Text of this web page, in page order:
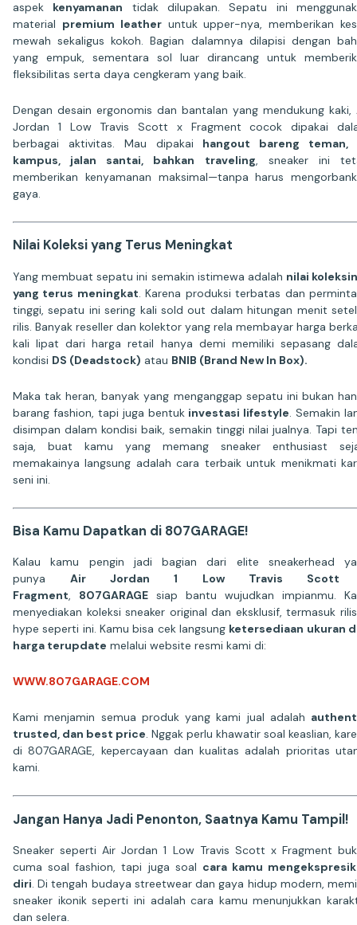
aspek kenyamanan tidak dilupakan. Sepatu ini
material premium leatheruntuk upper-nya, memberikan
mewah sekaligus kokoh. Bagian dalamnya dilapisi dengan
yang empuk, sementara sol luar dirancang untuk
fleksibilitas serta daya cengkeram yang baik.
Dengan desain ergonomis dan bantalan yang mendukung kaki,
Jordan 1 Low Travis Scott x Fragment cocok dipakai
berbagai aktivitas. Mau dipakai hangout bareng teman,
kampus, jalan santai, bahkan traveling, sneaker ini
memberikan kenyamanan maksimal—tanpa harus
gaya.
Nilai Koleksi yang Terus Meningkat
Yang membuat sepatu ini semakin istimewa adalah nilai
yang terus meningkat . Karena produksi terbatas dan
tinggi, sepatu ini sering kali sold out dalam hitungan menit
rilis. Banyak reseller dan kolektor yang rela membayar harga
kali lipat dari harga retail hanya demi memiliki sepasang
kondisi DS (Deadstock) atau BNIB (Brand New In Box).
Maka tak heran, banyak yang menganggap sepatu ini bukan
barang fashion, tapi juga bentuk investasi lifestyle . Semakin
disimpan dalam kondisi baik, semakin tinggi nilai jualnya. Tapi
saja, buat kamu yang memang sneaker enthusiast
memakainya langsung adalah cara terbaik untuk menikmati
seni ini.
Bisa Kamu Dapatkan di 807GARAGE!
Kalau kamu pengin jadi bagian dari elite sneakerhead
punyaAir Jordan 1 Low Travis Scott
Fragment, 807GARAGE siap bantu wujudkan impianmu.
menyediakan koleksi sneaker original dan eksklusif, termasuk
hype seperti ini. Kamu bisa cek langsung ketersediaan ukuran
harga terupdate melalui website resmi kami di:
WWW.807GARAGE.COM
Kami menjamin semua produk yang kami jual adalah
trusted, dan best price. Nggak perlu khawatir soal keaslian,
di 807GARAGE, kepercayaan dan kualitas adalah prioritas
kami.
Jangan Hanya Jadi Penonton, Saatnya Kamu Tampil!
Sneaker seperti Air Jordan 1 Low Travis Scott x Fragment
cuma soal fashion, tapi juga soal cara kamu
diri. Di tengah budaya streetwear dan gaya hidup modern,
sneaker ikonik seperti ini adalah cara kamu menunjukkan
dan selera.